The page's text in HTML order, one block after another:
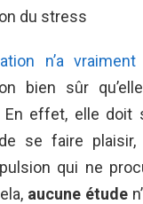
du stress
n’a
bien sûr
En effet, elle doit
de se faire
qui ne
aucune étude